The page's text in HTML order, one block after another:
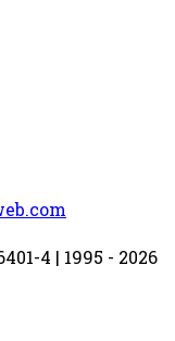
4 | 1995 - 2026